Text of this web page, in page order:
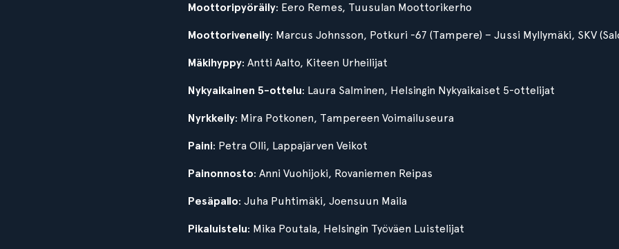
Moottoripyöräily: Eero Remes, Tuusulan Moottorikerho
Moottoriveneily: Marcus Johnsson, Potkuri -67 (Tampere) – Jussi Myllymäki, SKV
Mäkihyppy: Antti Aalto, Kiteen Urheilijat
Nykyaikainen 5-ottelu: Laura Salminen, Helsingin Nykyaikaiset 5-ottelijat
Nyrkkeily: Mira Potkonen, Tampereen Voimailuseura
Paini: Petra Olli, Lappajärven Veikot
Painonnosto: Anni Vuohijoki, Rovaniemen Reipas
Pesäpallo: Juha Puhtimäki, Joensuun Maila
Pikaluistelu: Mika Poutala, Helsingin Työväen Luistelijat